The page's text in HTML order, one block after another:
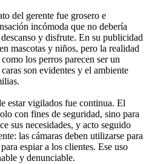
del gerente fue grosero e
incómoda que no debería
y disfrute. En su publicidad
mascotas y niños, pero la realidad
los perros parecen ser un
son evidentes y el ambiente
estar vigilados fue continua. El
con fines de seguridad, sino para
sus necesidades, y acto seguido
las cámaras deben utilizarse para
espiar a los clientes. Ese uso
y denunciable.